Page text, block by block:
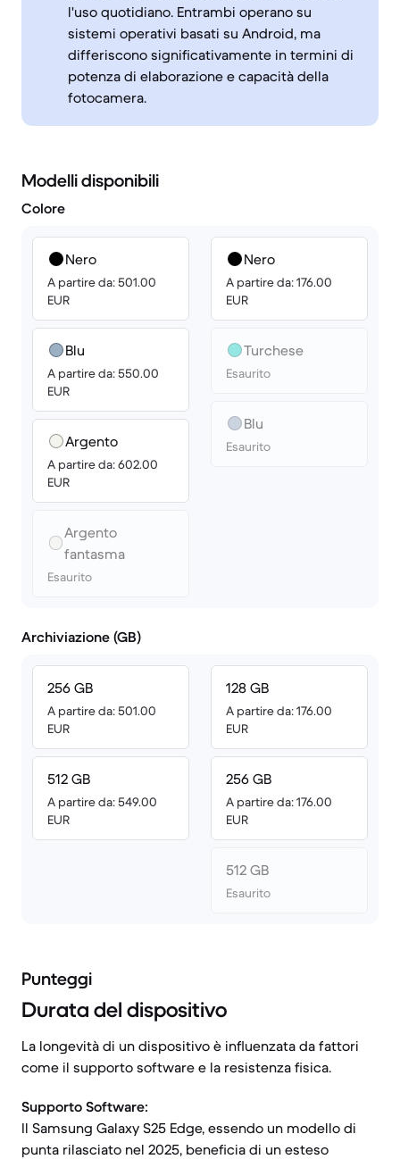
l'uso quotidiano. Entrambi operano su
sistemi operativi basati su Android, ma
differiscono significativamente in termini di
potenza di elaborazione e capacità della
fotocamera.
Modelli disponibili
Colore
Nero
A partire da: 501.00
EUR
Blu
A partire da: 550.00
EUR
Argento
A partire da: 602.00
EUR
Argento
fantasma
Esaurito
Nero
A partire da: 176.00
EUR
Turchese
Esaurito
Blu
Esaurito
Archiviazione (GB)
256 GB
A partire da: 501.00
EUR
512 GB
A partire da: 549.00
EUR
128 GB
A partire da: 176.00
EUR
256 GB
A partire da: 176.00
EUR
512 GB
Esaurito
Punteggi
Durata del dispositivo
La longevità di un dispositivo è influenzata da fattori
come il supporto software e la resistenza fisica.
Supporto Software:
Il Samsung Galaxy S25 Edge, essendo un modello di
punta rilasciato nel 2025, beneficia di un esteso